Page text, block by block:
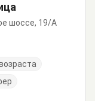
шоссе, 19/А